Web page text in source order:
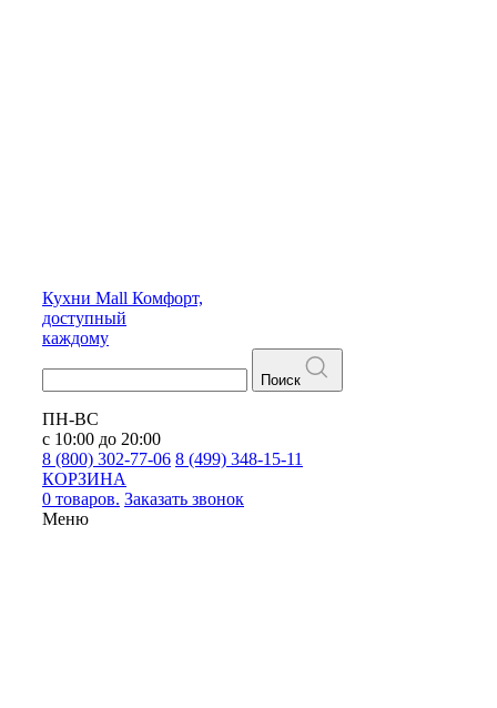
Кухни Mall Комфорт,
доступный
каждому
Поиск
ПН-ВС
с 10:00 до 20:00
8 (800) 302-77-06 8 (499) 348-15-11
КОРЗИНА
0 товаров. Заказать звонок
Меню